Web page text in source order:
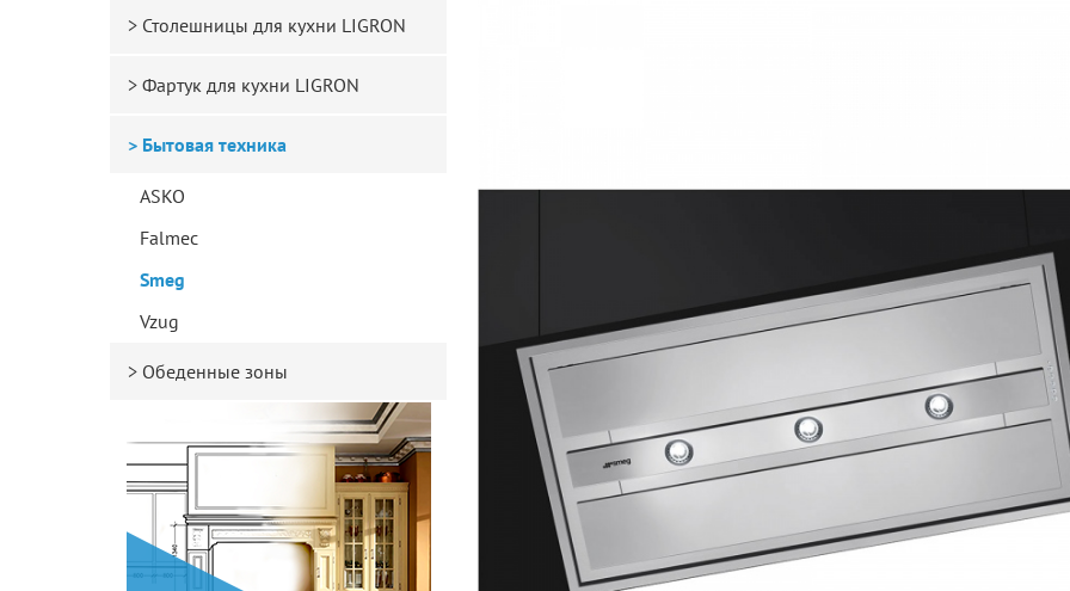
Столешницы для кухни LIGRON
Фартук для кухни LIGRON
Бытовая техника
ASKO
Falmec
Smeg
Vzug
Обеденные зоны